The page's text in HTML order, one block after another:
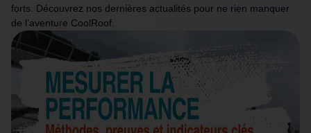
forts. Découvrez nos dernières actualités pour ne rien manquer
de l’aventure CoolRoof.